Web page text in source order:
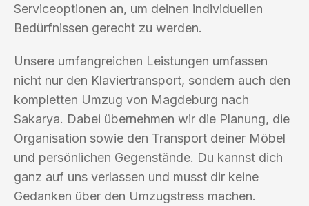
Serviceoptionen an, um deinen individuellen
Bedürfnissen gerecht zu werden.
Unsere umfangreichen Leistungen umfassen
nicht nur den Klaviertransport, sondern auch den
kompletten Umzug von Magdeburg nach
Sakarya. Dabei übernehmen wir die Planung, die
Organisation sowie den Transport deiner Möbel
und persönlichen Gegenstände. Du kannst dich
ganz auf uns verlassen und musst dir keine
Gedanken über den Umzugstress machen.